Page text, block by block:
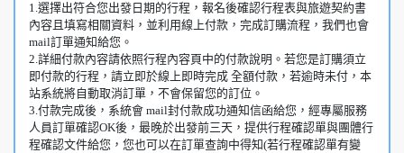
1.選擇出符合您出發日期的行程，報名後確認行程表與旅遊契約書
內容且填寫相關資料，並利用線上付款，完成訂購流程，我們也會
mail訂單通知給您。
2.詳細付款內容請依照行程內容頁中的付款說明。若您是訂購須立
即付款的行程，請立即於線上即時完成 全額付款，若逾時未付，本
站系統將自動取消訂單，不會保留您的訂位。
3.付款完成後，系統會 mail封付款成功通知信函給您，經專屬服務
人員訂單確認OK後，最晚於出發前三天，提供行程確認單與團體行
程確認文件給您，您也可以在訂單查詢中得知(若行程確認單有變